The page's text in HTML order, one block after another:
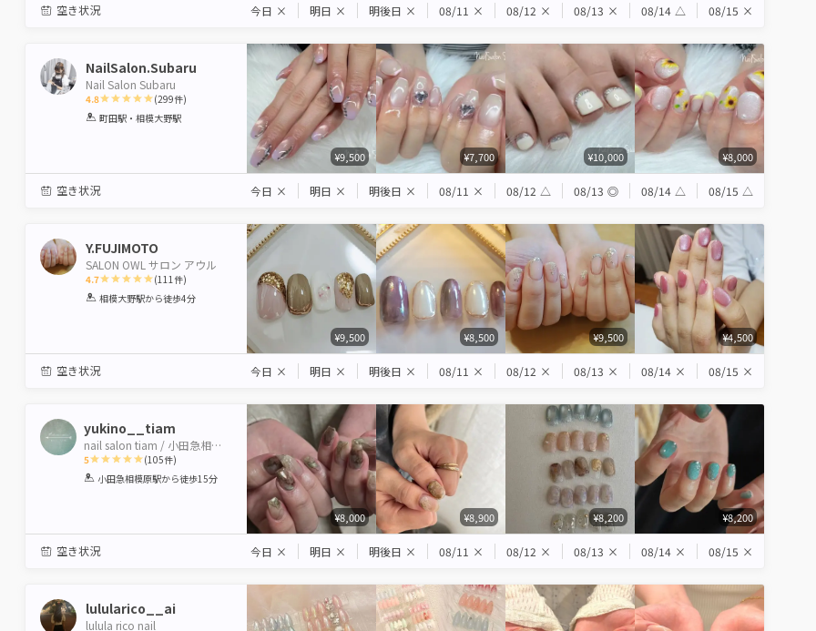
空き状況 今日 × 明日 × 明後日 × 08/11 × 08/12 × 08/13 × 08/14 △ 08/15 ×
NailSalon.Subaru
Nail Salon Subaru
4.8
1 2 3 4 5
(299件)
町田駅・相模大野駅
¥9,500 ¥7,700 ¥10,000 ¥8,000
空き状況 今日 × 明日 × 明後日 × 08/11 × 08/12 △ 08/13 ◎ 08/14 △ 08/15 △
Y.FUJIMOTO
SALON OWL サロン アウル
4.7
1 2 3 4 5
(111 件)
相模大野駅から徒歩4分
¥9,500 ¥8,500 ¥9,500 ¥4,500
空き状況 今日 × 明日 × 明後日 × 08/11 × 08/12 × 08/13 × 08/14 × 08/15 ×
yukino__tiam
nail salon tiam / 小田急相模原
5
1 2 3 4 5
(105件)
小田急相模原駅から徒歩15分
¥8,000 ¥8,900 ¥8,200 ¥8,200
空き状況 今日 × 明日 × 明後日 × 08/11 × 08/12 × 08/13 × 08/14 × 08/15 ×
lulularico__ai
lulula rico nail